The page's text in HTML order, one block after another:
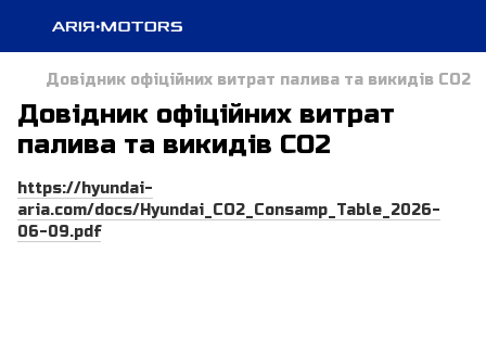
Довідник офіційних витрат палива та викидів СО2
Довідник офіційних витрат
палива та викидів СО2
https://hyundai-
aria.com/docs/Hyundai_CO2_Consamp_Table_2026-
06-09.pdf